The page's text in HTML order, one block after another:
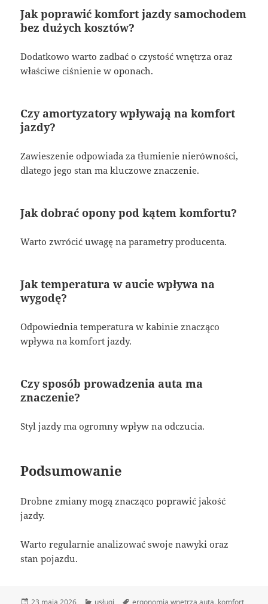
Jak poprawić komfort jazdy samochodem
bez dużych kosztów?
Dodatkowo warto zadbać o czystość wnętrza oraz
właściwe ciśnienie w oponach.
Czy amortyzatory wpływają na komfort
jazdy?
Zawieszenie odpowiada za tłumienie nierówności,
dlatego jego stan ma kluczowe znaczenie.
Jak dobrać opony pod kątem komfortu?
Warto zwrócić uwagę na parametry producenta.
Jak temperatura w aucie wpływa na
wygodę?
Odpowiednia temperatura w kabinie znacząco
wpływa na komfort jazdy.
Czy sposób prowadzenia auta ma
znaczenie?
Styl jazdy ma ogromny wpływ na odczucia.
Podsumowanie
Drobne zmiany mogą znacząco poprawić jakość
jazdy.
Warto regularnie analizować swoje nawyki oraz
stan pojazdu.
Data
23 maja 2026 Kategorie
usługi Tagi
ergonomia wnętrza auta, komfort